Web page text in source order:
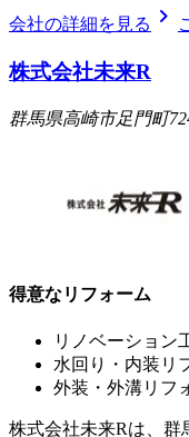
会社の詳細を見る chevron_right
株式会社未来R
群馬県高崎市足門町
得意なリフォーム
リノベーション
水回り・内装リ
外装・外溝リフ
株式会社未来Rは、群